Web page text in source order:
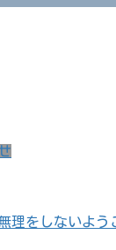
をしないよ